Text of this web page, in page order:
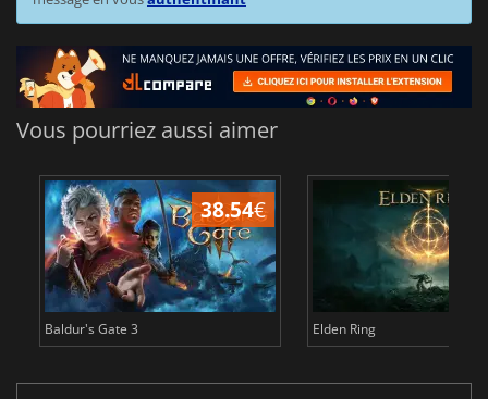
Vous pourriez aussi aimer
38.54€
Baldur's Gate 3 Elden Ring